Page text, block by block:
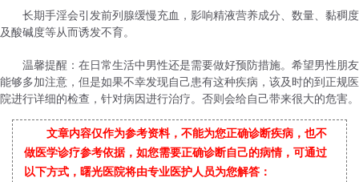
长期手淫会引发前列腺缓慢充血，影响精液营养成分、数量、黏稠度
及酸碱度等从而诱发不育。
温馨提醒：在日常生活中男性还是需要做好预防措施。希望男性朋友
能够多加注意，但是如果不幸发现自己患有这种疾病，该及时的到正规医
院进行详细的检查，针对病因进行治疗。否则会给自己带来很大的危害。
文章内容仅作为参考资料，不能为您正确诊断疾病，也不
做医学诊疗参考依据，如您需要正确诊断自己的病情，可通过
以下方式，曙光医院将由专业医护人员为您解答：